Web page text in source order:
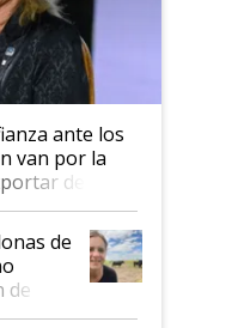
ante los
van por la
dejó de
"Tenemos un
de
de